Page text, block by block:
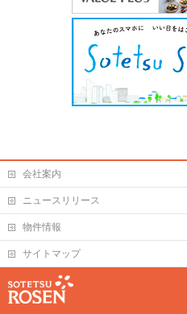
会社案内
ニュースリリース
物件情報
サイトマップ